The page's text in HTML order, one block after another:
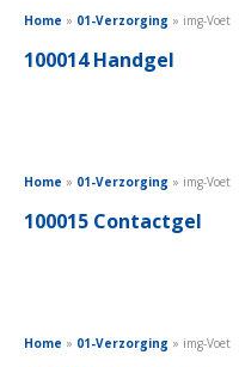
Home » 01-Verzorging » img-Voet
100014 Handgel
Home » 01-Verzorging » img-Voet
100015 Contactgel
Home » 01-Verzorging » img-Voet